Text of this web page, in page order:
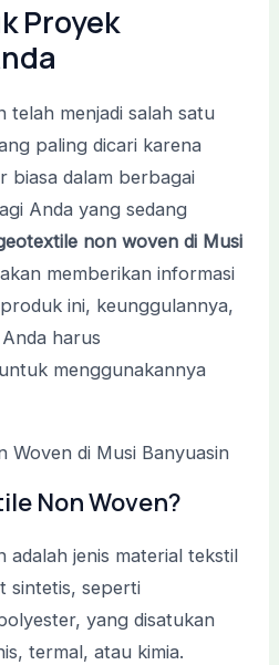
Proyek
telah menjadi salah satu
paling dicari karena
biasa dalam berbagai
Anda yang sedang
non woven di Musi
memberikan informasi
ini, keunggulannya,
harus
menggunakannya
Non Woven?
adalah jenis material tekstil
sintetis, seperti
yang disatukan
termal, atau kimia.